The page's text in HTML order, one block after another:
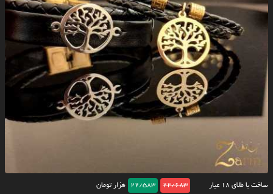
ساخت با طلای ۱۸ عیار 22/683
22/583 هزار تومان